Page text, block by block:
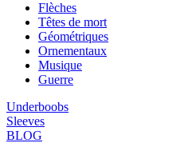
Flèches
Têtes de mort
Géométriques
Ornementaux
Musique
Guerre
Underboobs
Sleeves
BLOG